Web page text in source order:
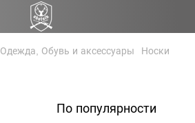
Одежда, Обувь и аксессуары Носки
По популярности